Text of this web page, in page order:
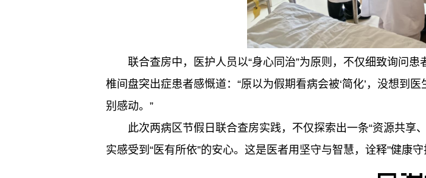
联合查房中，医护人员以“身心同治”为原则，不仅细致询问
椎间盘突出症患者感慨道：“原以为假期看病会被‘简化’，没想到
别感动。”
此次两病区节假日联合查房实践，不仅探索出一条“资源共享
实感受到“医有所依”的安心。这是医者用坚守与智慧，诠释"健康守